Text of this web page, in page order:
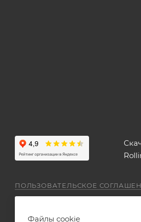
ПОЛЬЗОВАТЕЛЬСКОЕ
Файлы cookie